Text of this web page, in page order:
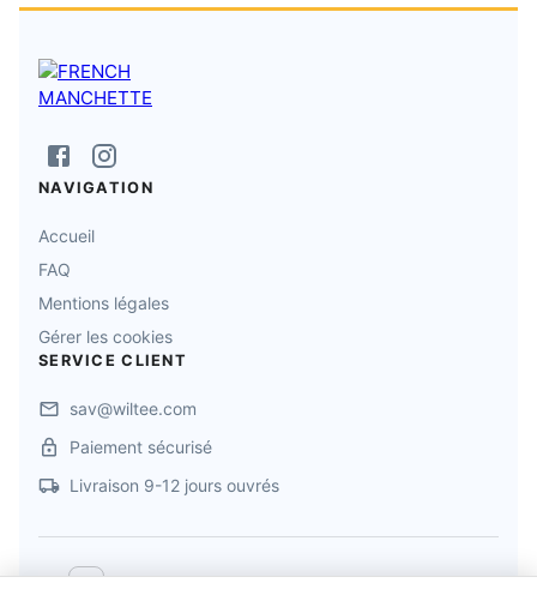
NAVIGATION
Accueil
FAQ
Mentions légales
Gérer les cookies
SERVICE CLIENT
sav@wiltee.com
Paiement sécurisé
Livraison 9-12 jours ouvrés